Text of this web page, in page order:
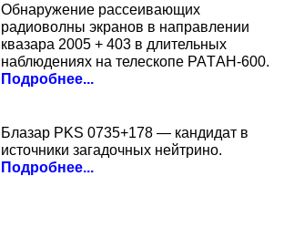
Обнаружение рассеивающих
радиоволны экранов в направлении
квазара 2005 + 403 в длительных
наблюдениях на телескопе РАTАН-600.
Подробнее...
Блазар PKS 0735+178 — кандидат в
источники загадочных нейтрино.
Подробнее...